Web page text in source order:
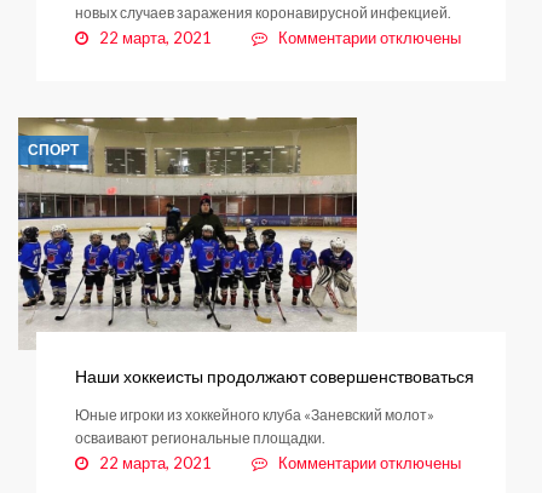
новых случаев заражения коронавирусной инфекцией.
22 марта, 2021 Комментариикотключены
СПОРТ
Наши хоккеисты продолжают совершенствоваться
Юные игроки из хоккейного клуба «Заневский молот»
осваивают региональные площадки.
22 марта, 2021 Комментариикотключены